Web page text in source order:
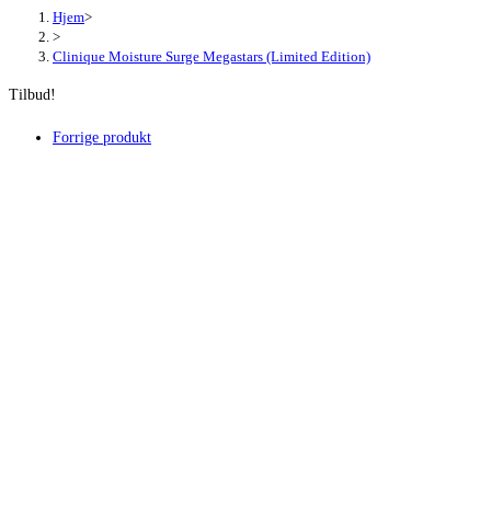
Hjem>
>
Clinique Moisture Surge Megastars (Limited Edition)
Tilbud!
Forrige produkt